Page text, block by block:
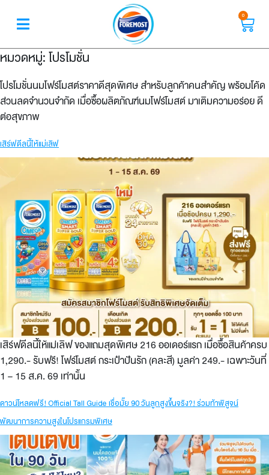
0
หมวดหมู่:โปรโมชั่น
โปรโมชั่นนมโฟร์โมสต์ราคาดีสุดพิเศษ สำหรับลูกค้าคนสำคัญ พร้อมโค้ด
ส่วนลดจำนวนจำกัด เมื่อซื้อผลิตภัณฑ์นมโฟร์โมสต์ มาเติมความอร่อย ดี
ต่อสุขภาพ
เสิร์ฟดีลนี้ให้แม่เลิฟ
เสิร์ฟดีลนี้ให้แม่เลิฟ ของแถมสุดพิเศษ 216 ออเดอร์แรก เมื่อซื้อสินค้าครบ
1,290.- รับฟรี! โฟร์โมสต์ กระเป๋าปันรัก (คละสี) มูลค่า 249.- เฉพาะวันที่
1 – 15 ส.ค. 69 เท่านั้น
ดาวน์โหลดฟรี! Official Tall Guide เชื่อมั๊ย 90 วันลูกสูงขึ้นจริง?! ร่วมท้าพิสูจน์
พัฒนาการความสูงในโปรแกรมพิเศษ